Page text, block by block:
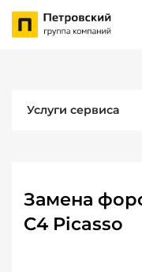
Услуги сервиса
Замена
C4 Picasso